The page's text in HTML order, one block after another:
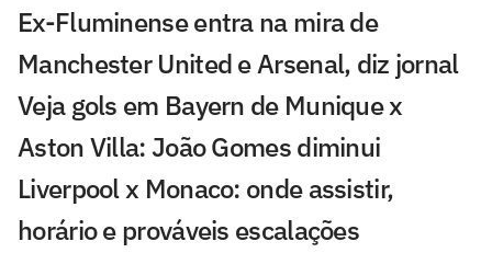
Ex-Fluminense entra na mira de
Manchester United e Arsenal, diz jornal
Veja gols em Bayern de Munique x
Aston Villa: João Gomes diminui
Liverpool x Monaco: onde assistir,
horário e prováveis escalações